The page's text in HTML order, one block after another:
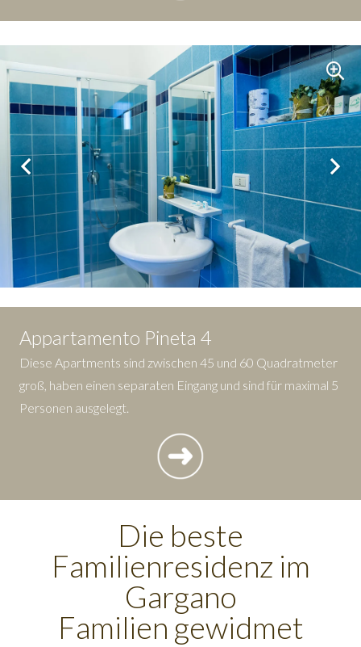
Appartamento Pineta 4
Diese Apartments sind zwischen 45 und 60 Quadratmeter
groß, haben einen separaten Eingang und sind für maximal 5
Personen ausgelegt.
Die beste
Familienresidenz im
Gargano
Familien gewidmet